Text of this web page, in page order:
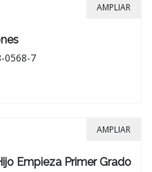
0568-7
AMPLIAR
Empieza Primer Grado
AMPLIAR